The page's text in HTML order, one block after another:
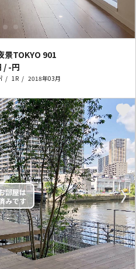
景TOKYO 901
/ -円
1R 2018年03月
〉